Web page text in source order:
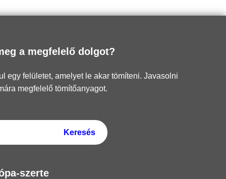
a megfelelő dolgot?
egy felületet, amelyet le akar tömíteni. Javasolni
megfelelő tömítőanyagot.
szerte